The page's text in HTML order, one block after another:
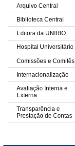
Arquivo Central
Biblioteca Central
Editora da UNIRIO
Hospital Universitário
Comissões e Comitês
Internacionalização
Avaliação Interna e
Externa
Transparência e
Prestação de Contas